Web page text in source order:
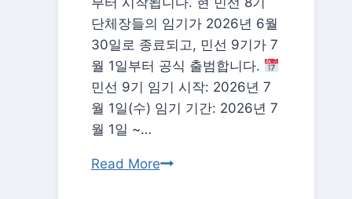
컵
미
드
필
드
의
뇌
단체장들의 임기가 2026년 6월
30일로 종료되고, 민선 9기가 7
월 1일부터 공식 출범합니다.
민선 9기 임기 시작: 2026년 7
월 1일(수) 임기 기간: 2026년 7
월 1일 ~…
Read More2026